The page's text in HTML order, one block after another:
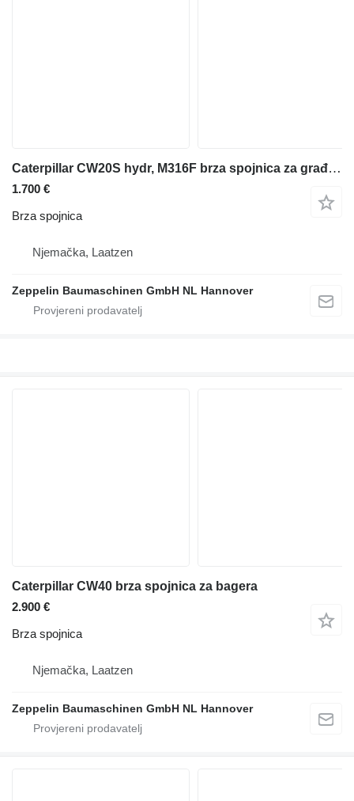
Caterpillar CW20S hydr, M316F brza spojnica za građevinskog stroja
1.700 €
Brza spojnica
Njemačka, Laatzen
Zeppelin Baumaschinen GmbH NL Hannover
Caterpillar CW40 brza spojnica za bagera
2.900 €
Brza spojnica
Njemačka, Laatzen
Zeppelin Baumaschinen GmbH NL Hannover